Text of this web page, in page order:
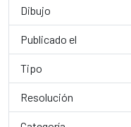
Dibujo
Publicado el
Tipo
Resolución